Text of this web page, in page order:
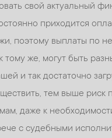
свой актуальный
приходится
поэтому выплаты по
тому же, могут быть
и так достаточно
тем выше риск
даже к
с судебными